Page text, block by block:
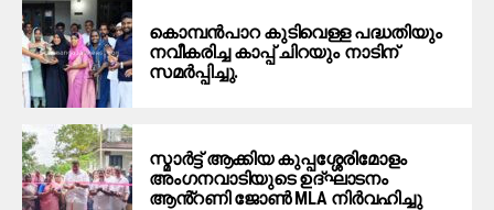
കൊമ്പൻപാറ കുടിവെള്ള പദ്ധതിയും
നവീകരിച്ച കാപ്പ് ചിറയും നാടിന്
സമർപ്പിച്ചു.
സ്മാർട്ട്‌ ആക്കിയ കുപ്പശ്ശേരിമോളം
അംഗനവാടിയുടെ ഉദ്ഘാടനം
ആൻ്റണി ജോൺ MLA നിർവഹിച്ചു